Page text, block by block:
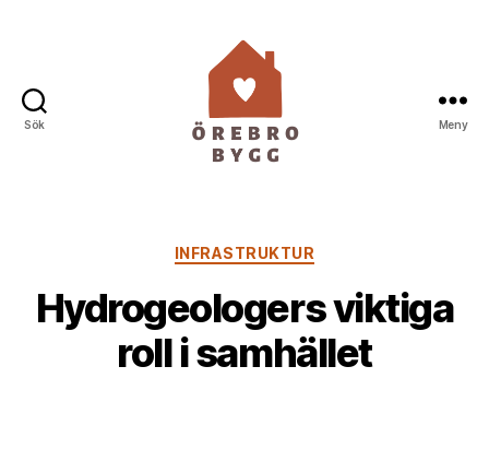
Sök Meny
Kategorier
INFRASTRUKTUR
Hydrogeologers viktiga
roll i samhället